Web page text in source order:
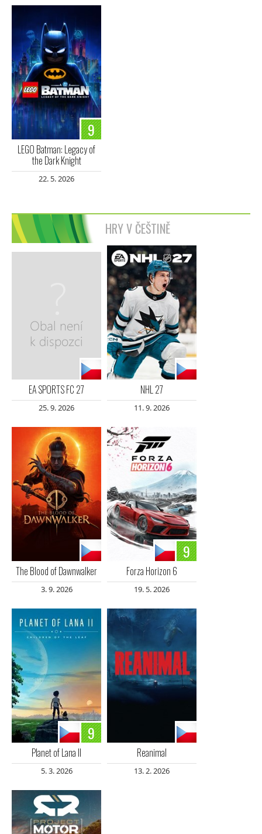
9
LEGO Batman: Legacy of
the Dark Knight
22. 5. 2026
HRY V ČEŠTINĚ
EA SPORTS FC 27
25. 9. 2026
NHL 27
11. 9. 2026
The Blood of Dawnwalker
3. 9. 2026
9
Forza Horizon 6
19. 5. 2026
9
Planet of Lana II
5. 3. 2026
Reanimal
13. 2. 2026